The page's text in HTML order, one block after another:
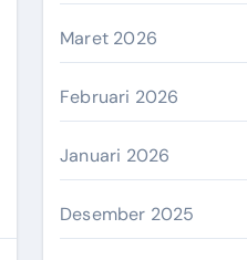
Maret 2026
Februari 2026
Januari 2026
Desember 2025